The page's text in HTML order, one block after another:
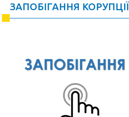
ЗАПОБІГАННЯ КОРУПЦІЇ